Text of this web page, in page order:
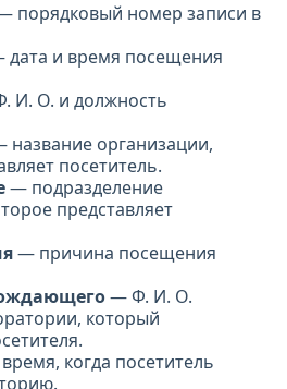
порядковый номер записи в
и время посещения
И. О. и должность
название организации,
посетитель.
— подразделение
представляет
— причина посещения
— Ф. И. О.
который
когда посетитель